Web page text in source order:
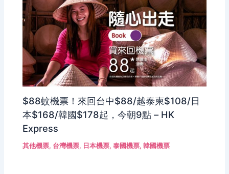
$88蚊機票！來回台中$88/越泰柬$108/日
本$168/韓國$178起，今朝9點 – HK
Express
其他機票, 台灣機票, 日本機票,泰國機票,韓國機票